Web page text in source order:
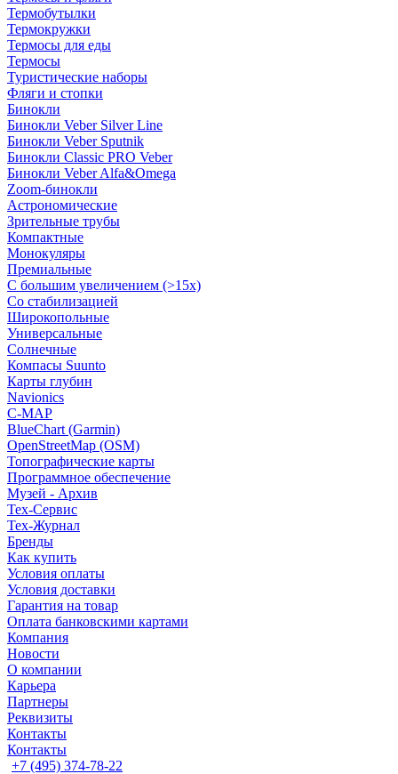
Термобутылки
Термокружки
Термосы для еды
Термосы
Туристические наборы
Фляги и стопки
Бинокли
Бинокли Veber Silver Line
Бинокли Veber Sputnik
Бинокли Classic PRO Veber
Бинокли Veber Alfa&Omega
Zoom-бинокли
Астрономические
Зрительные трубы
Компактные
Монокуляры
Премиальные
С большим увеличением (>15x)
Со стабилизацией
Широкопольные
Универсальные
Солнечные
Компасы Suunto
Карты глубин
Navionics
C-MAP
BlueChart (Garmin)
OpenStreetMap (OSM)
Топографические карты
Программное обеспечение
Музей - Архив
Tex-Сервис
Тех-Журнал
Бренды
Как купить
Условия оплаты
Условия доставки
Гарантия на товар
Оплата банковскими картами
Компания
Новости
О компании
Карьера
Партнеры
Реквизиты
Контакты
Контакты
+7 (495) 374-78-22